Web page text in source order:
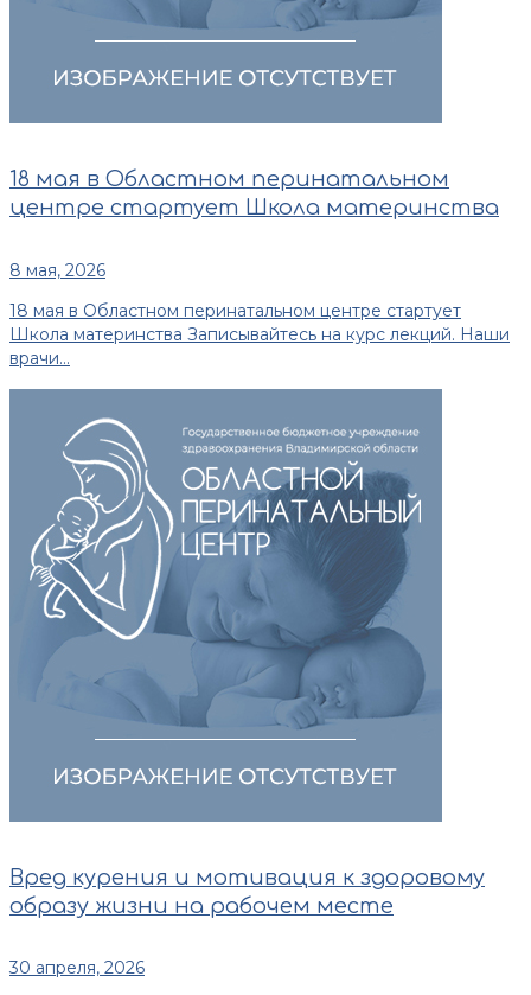
18 мая в Областном перинатальном
центре стартует Школа материнства
8 мая, 2026
18 мая в Областном перинатальном центре стартует
Школа материнства Записывайтесь на курс лекций. Наши
врачи...
Вред курения и мотивация к здоровому
образу жизни на рабочем месте
30 апреля, 2026